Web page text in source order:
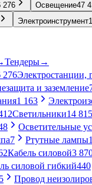
276 Освещение47
Электроинструмент
Тендеры→
276Электростанции,
и заземление
1 163
Светильники14 815
Осветительные
7 Ртутные лампы1
Кабель силовой3
силовой гибкий440
Провод